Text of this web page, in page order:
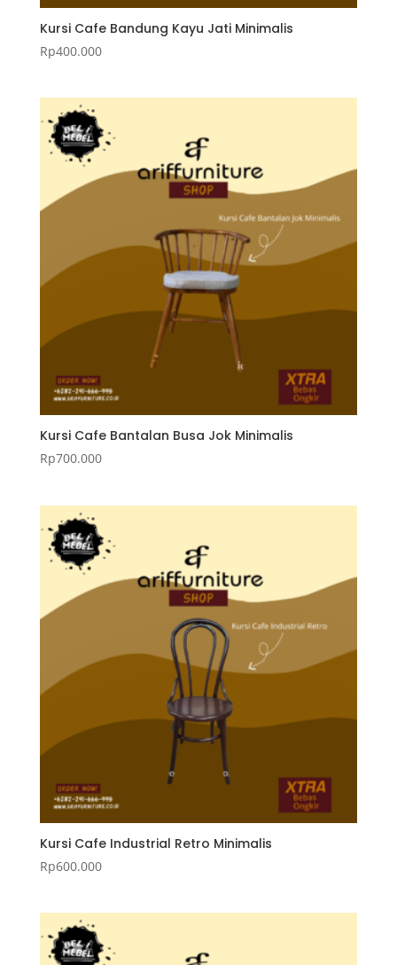
Kursi Cafe Bandung Kayu Jati Minimalis
Rp400.000
Kursi Cafe Bantalan Busa Jok Minimalis
Rp700.000
Kursi Cafe Industrial Retro Minimalis
Rp600.000